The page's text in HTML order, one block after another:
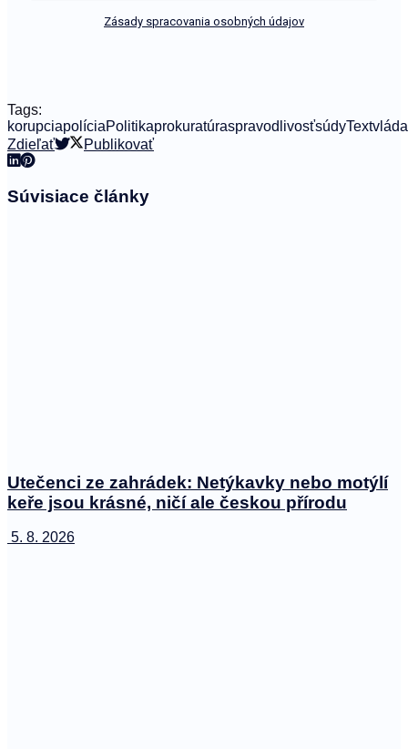
Zásady spracovania osobných údajov
Tags:
korupciapolíciaPolitikaprokuratúraspravodlivosťsúdyTextvláda
Zdieľať
Publikovať
Súvisiace články
Utečenci ze zahrádek: Netýkavky nebo motýlí
keře jsou krásné, ničí ale českou přírodu
5. 8. 2026